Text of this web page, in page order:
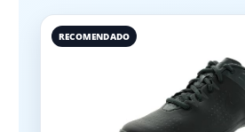
RECOMENDADO